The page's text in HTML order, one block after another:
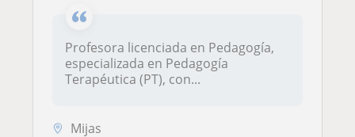
Profesora licenciada en Pedagogía,
especializada en Pedagogía
Terapéutica (PT), con...
Mijas